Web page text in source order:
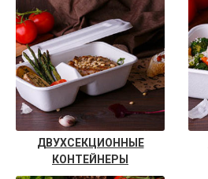
ДВУХСЕКЦИОННЫЕ
КОНТЕЙНЕРЫ